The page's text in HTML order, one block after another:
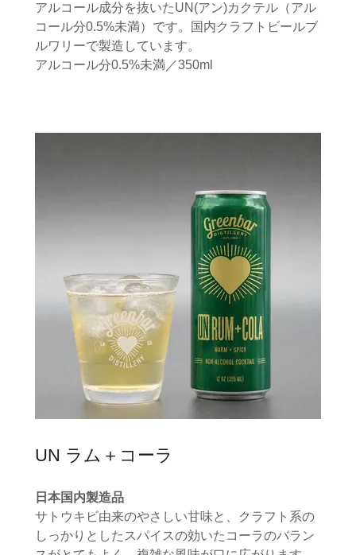
アルコール成分を抜いたUN(アン)カクテル（アル
コール分0.5%未満）です。国内クラフトビールブ
ルワリーで製造しています。
アルコール分0.5%未満／350ml
UN ラム＋コーラ
日本国内製造品
サトウキビ由来のやさしい甘味と、クラフト系の
しっかりとしたスパイスの効いたコーラのバラン